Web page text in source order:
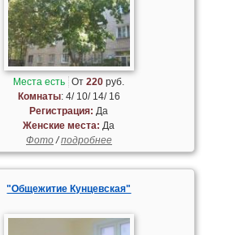
Места есть От220 руб.
Комнаты: 4/ 10/ 14/ 16
Регистрация: Да
Женские места: Да
Фото/подробнее
"Общежитие Кунцевская"